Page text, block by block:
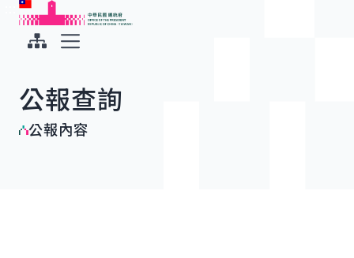
跳到主要內容
中華民國總統府
公報查詢
公報內容